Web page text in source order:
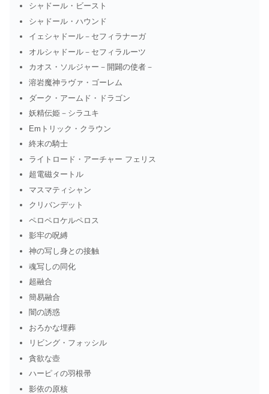
シャドール・ビースト
シャドール・ハウンド
イェシャドール－セフィラナーガ
オルシャドール－セフィラルーツ
カオス・ソルジャー－開闢の使者－
溶岩魔神ラヴァ・ゴーレム
ダーク・アームド・ドラゴン
妖精伝姫－シラユキ
Emトリック・クラウン
終末の騎士
ライトロード・アーチャー フェリス
超電磁タートル
マスマティシャン
クリバンデット
ペロペロケルペロス
影牢の呪縛
神の写し身との接触
魂写しの同化
超融合
簡易融合
闇の誘惑
おろかな埋葬
リビング・フォッシル
貪欲な壺
ハーピィの羽根帚
影依の原核